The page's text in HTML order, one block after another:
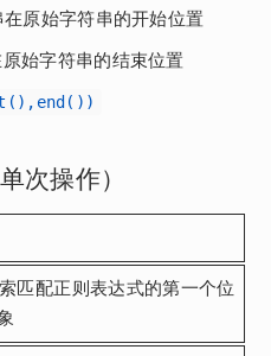
原始字符串的开始位置
始字符串的结束位置
次操作）
匹配正则表达式的第一个位